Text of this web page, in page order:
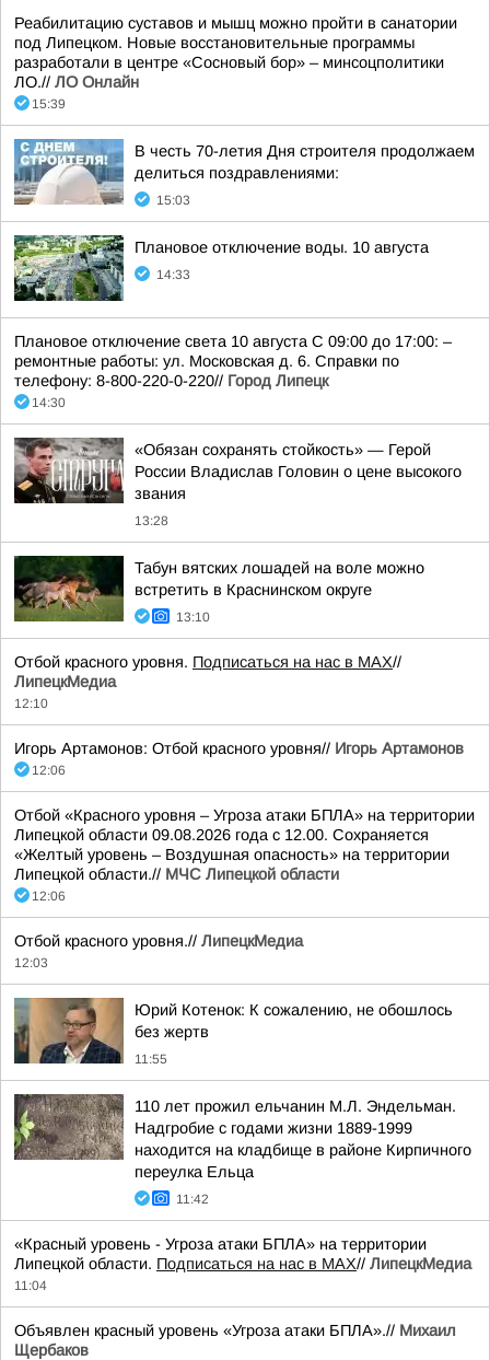
Реабилитацию суставов и мышц можно пройти в санатории
под Липецком. Новые восстановительные программы
разработали в центре «Сосновый бор» – минсоцполитики
ЛО.// ЛО Онлайн
15:39
В честь 70-летия Дня строителя продолжаем
делиться поздравлениями:
15:03
Плановое отключение воды. 10 августа
14:33
Плановое отключение света 10 августа С 09:00 до 17:00: –
ремонтные работы: ул. Московская д. 6. Справки по
телефону: 8-800-220-0-220// Город Липецк
14:30
«Обязан сохранять стойкость» — Герой
России Владислав Головин о цене высокого
звания
13:28
Табун вятских лошадей на воле можно
встретить в Краснинском округе
13:10
Отбой красного уровня. Подписаться на нас в МАХ//
ЛипецкМедиа
12:10
Игорь Артамонов: Отбой красного уровня// Игорь Артамонов
12:06
Отбой «Красного уровня – Угроза атаки БПЛА» на территории
Липецкой области 09.08.2026 года с 12.00. Сохраняется
«Желтый уровень – Воздушная опасность» на территории
Липецкой области.// МЧС Липецкой области
12:06
Отбой красного уровня.// ЛипецкМедиа
12:03
Юрий Котенок: К сожалению, не обошлось
без жертв
11:55
110 лет прожил ельчанин М.Л. Эндельман.
Надгробие с годами жизни 1889-1999
находится на кладбище в районе Кирпичного
переулка Ельца
11:42
«Красный уровень - Угроза атаки БПЛА» на территории
Липецкой области. Подписаться на нас в МАХ// ЛипецкМедиа
11:04
Объявлен красный уровень «Угроза атаки БПЛА».// Михаил
Щербаков